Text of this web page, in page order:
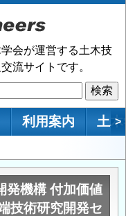
会が運営する土木技
流サイトです。
利用案内 土 >
発機構 付加価値
技術研究開発セ